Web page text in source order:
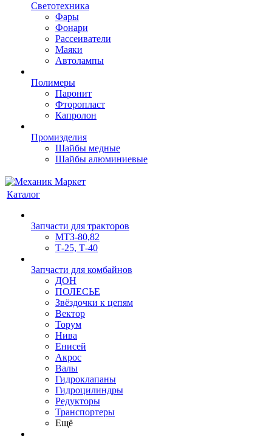
Светотехника
Фары
Фонари
Рассеиватели
Маяки
Автолампы
Полимеры
Паронит
Фторопласт
Капролон
Промизделия
Шайбы медные
Шайбы алюминиевые
Каталог
Запчасти для тракторов
МТЗ-80,82
Т-25, Т-40
Запчасти для комбайнов
ДОН
ПОЛЕСЬЕ
Звёздочки к цепям
Вектор
Торум
Нива
Енисей
Акрос
Валы
Гидроклапаны
Гидроцилиндры
Редукторы
Транспортеры
Ещё